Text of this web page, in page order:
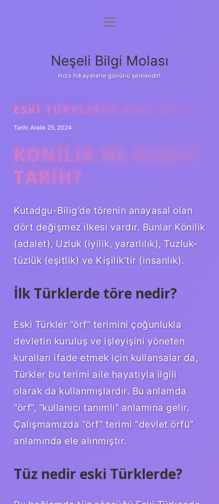
Anasayfa
Yasal Uyarı
menüyü
Neşeli Bilgi Molası
Hızlı hikayelerle gününü şenlendir!
ESKI TÜRKLERDE KONI NEDIR
Tarih: Aralık 25, 2024
KONILIK NE DEMEK
TARIH?
Kutadgu-Bilig’de törenin anayasal olan
dört değişmez ilkesi vardır. Bunlar Könilik
(adalet), Uzluk (iyilik, yararlılık), Tuzluk-
tüzlük (eşitlik) ve Kişilik’tir (insanlık).
İlk Türklerde töre nedir?
Eski Türkler “örf” terimini çoğunlukla
devletin kuruluş ve işleyişini yöneten
kuralları ifade etmek için kullansalar da,
Türkler bu terimi aile hayatıyla ilgili
olarak da kullanmışlardır. Bu anlamda
“örf”, “kullanıcı tanımlı” anlamına gelir.
Çalışmamızda “örf” terimi “devlet örfü”
anlamında ele alınmıştır.
Tüz nedir eski Türklerde?